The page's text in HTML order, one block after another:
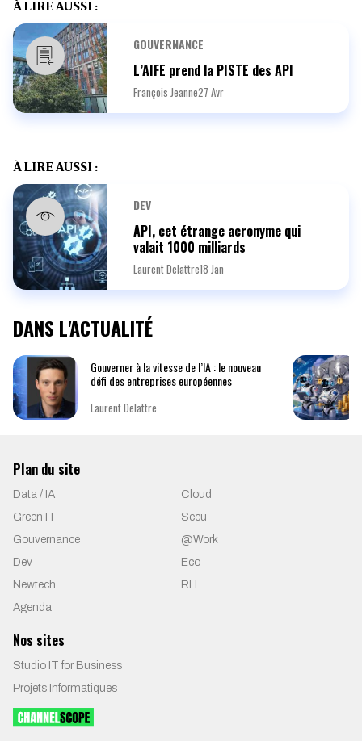
À LIRE AUSSI :
GOUVERNANCE
L’AIFE prend la PISTE des API
François Jeanne27 Avr
À LIRE AUSSI :
DEV
API, cet étrange acronyme qui
valait 1000 milliards
Laurent Delattre18 Jan
DANS L'ACTUALITÉ
Gouverner à la vitesse de l’IA : le nouveau
défi des entreprises européennes
Laurent Delattre
Plan du site
Data / IA
Cloud
Green IT
Secu
Gouvernance
@Work
Dev
Eco
Newtech
RH
Agenda
Nos sites
Studio IT for Business
Projets Informatiques